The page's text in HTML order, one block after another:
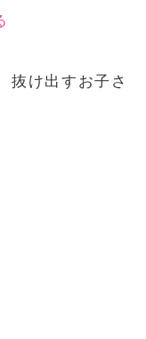
抜け出すお子さ